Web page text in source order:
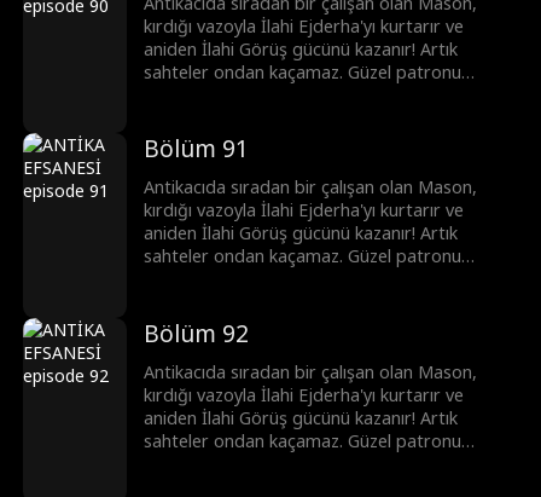
kırdığı vazoyla İlahi Ejderha'yı kurtarır ve
aniden İlahi Görüş gücünü kazanır! Artık
sahteler ondan kaçamaz. Güzel patronu
sıraya girer. Mason hızla yükselip şöhrete
kavuşur...
Bölüm 91
Antikacıda sıradan bir çalışan olan Mason,
kırdığı vazoyla İlahi Ejderha'yı kurtarır ve
aniden İlahi Görüş gücünü kazanır! Artık
sahteler ondan kaçamaz. Güzel patronu
sıraya girer. Mason hızla yükselip şöhrete
kavuşur...
Bölüm 92
Antikacıda sıradan bir çalışan olan Mason,
kırdığı vazoyla İlahi Ejderha'yı kurtarır ve
aniden İlahi Görüş gücünü kazanır! Artık
sahteler ondan kaçamaz. Güzel patronu